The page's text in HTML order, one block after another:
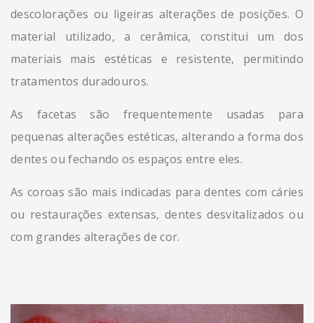
descolorações ou ligeiras alterações de posições. O
material utilizado, a cerâmica, constitui um dos
materiais mais estéticas e resistente, permitindo
tratamentos duradouros.
As facetas são frequentemente usadas para
pequenas alterações estéticas, alterando a forma dos
dentes ou fechando os espaços entre eles.
As coroas são mais indicadas para dentes com cáries
ou restaurações extensas, dentes desvitalizados ou
com grandes alterações de cor.